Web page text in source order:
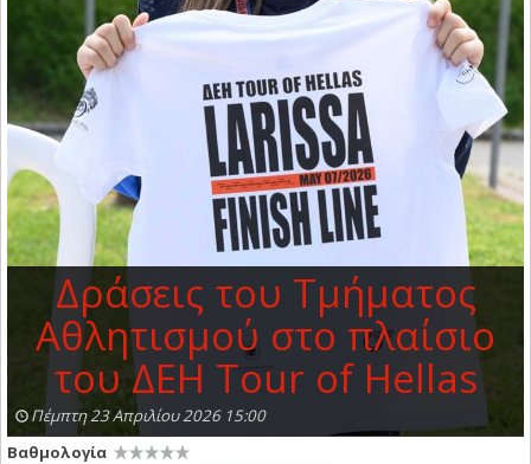
Δράσεις του Τμήματος
Αθλητισμού στο πλαίσιο
του ΔΕΗ Tour of Hellas
Πέμπτη 23 Απριλίου 2026 15:00
Βαθμολογία